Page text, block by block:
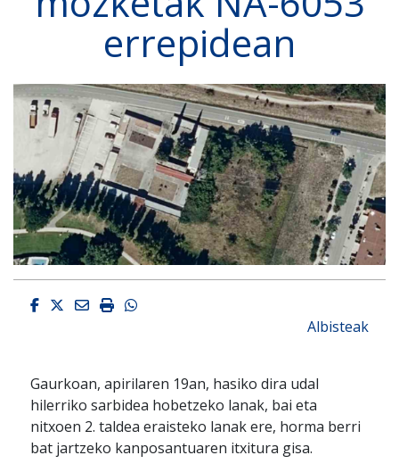
errepidean
Facebook
Twitter
EmailImprimirWhatsapp
Albisteak
Gaurkoan, apirilaren 19an, hasiko dira udal
hilerriko sarbidea hobetzeko lanak, bai eta
nitxoen 2. taldea eraisteko lanak ere, horma berri
bat jartzeko kanposantuaren itxitura gisa.